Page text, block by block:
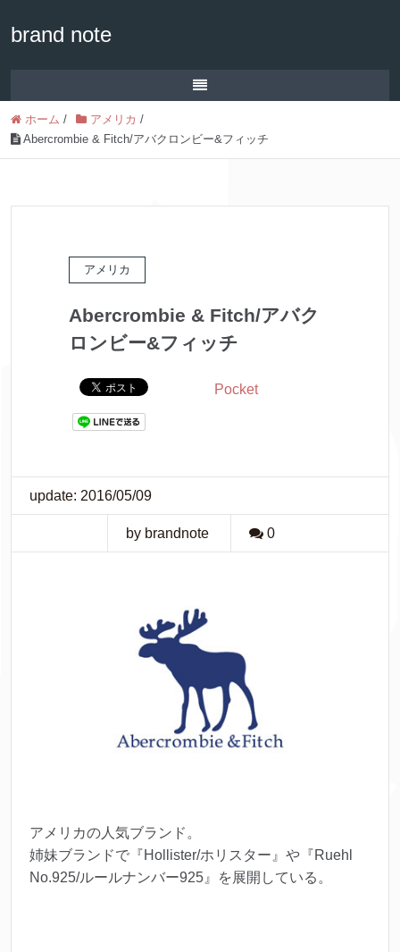
brand note
ホーム / アメリカ /
Abercrombie & Fitch/アバクロンビー&フィッチ
アメリカ
Abercrombie & Fitch/アバク
ロンビー&フィッチ
Pocket
update: 2016/05/09
by brandnote 0
アメリカの人気ブランド。
姉妹ブランドで『Hollister/ホリスター』や『Ruehl
No.925/ルールナンバー925』を展開している。